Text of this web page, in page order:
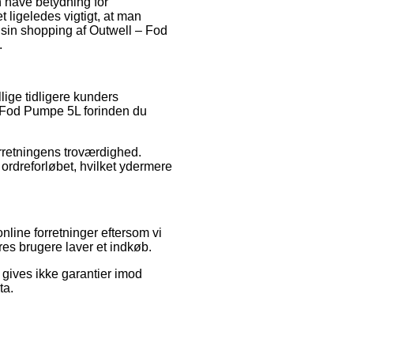
ligeledes vigtigt, at man
shopping af Outwell – Fod
tidligere kunders
Pumpe 5L forinden du
troværdighed.
hvilket ydermere
forretninger eftersom vi
brugere laver et indkøb.
ikke garantier imod